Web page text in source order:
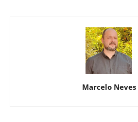
Marcelo Neves